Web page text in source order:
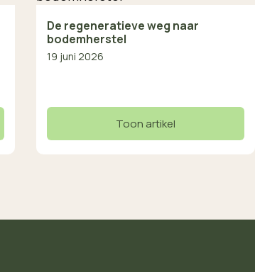
De regeneratieve weg naar
bodemherstel
19 juni 2026
Toon artikel